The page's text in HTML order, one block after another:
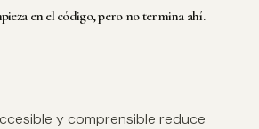
en el código, pero no termina ahí.
y comprensible reduce